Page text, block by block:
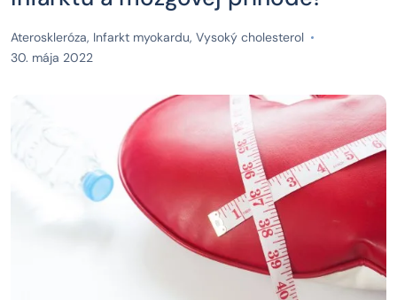
Ateroskleróza, Infarkt myokardu, Vysoký cholesterol
30. mája 2022